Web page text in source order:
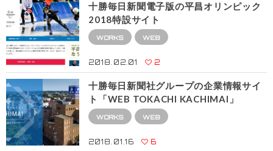
十勝毎日新聞電子版の平昌オリンピック
2018特設サイト
WORKS WEB
2018.02.01 2
十勝毎日新聞社グループの企業情報サイ
ト「WEB TOKACHI KACHIMAI」
WORKS WEB
2018.01.16 6